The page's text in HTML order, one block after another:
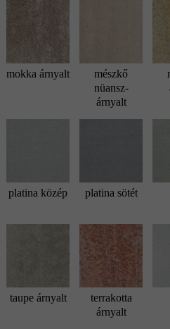
mokka árnyalt
mészkő
nüansz-
árnyalt
platina közép platina sötét
taupe árnyalt
terrakotta
árnyalt